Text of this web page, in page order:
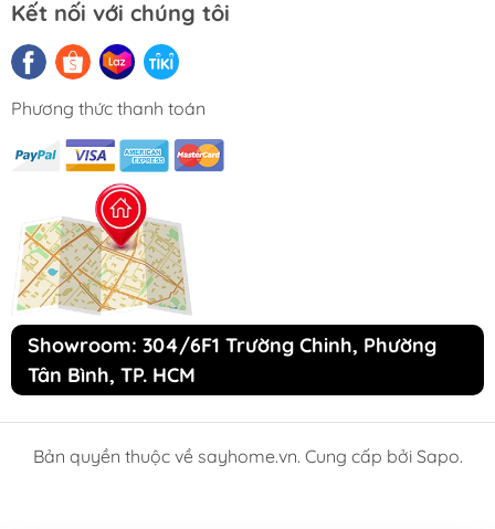
• Mặt kính Schott Ceran Made in Germany
siêu bền, chịu lực chịu sốc nhiệt
• Bo mạch EGO Made in Germany
• Đầu đốt EGO Made in Germany
• Công nghệ biến tần INVERTER tiết kiệm
40% điện năng
• Công nghệ Half- Bridge gia nhiệt liên tục
• Tự động chia sẻ công suất (Power
• 9 dãy công suất + Booster
Kết nối với chúng tôi
Phương thức thanh toán
Showroom: 304/6F1 Trường Chinh, Phường
Tân Bình, TP. HCM
Bản quyền thuộc về sayhome.vn. Cung cấp bởi Sapo.